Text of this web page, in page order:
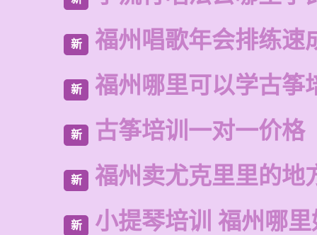
新 福州唱歌年会排练速
新 福州哪里可以学古筝
新 古筝培训一对一价格
新 福州卖尤克里里的地
新 小提琴培训 福州哪